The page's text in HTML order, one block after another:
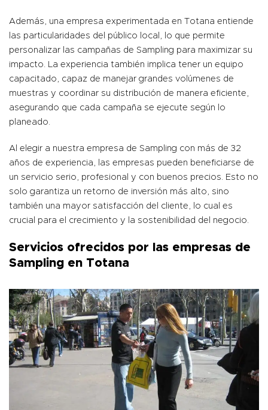
Además, una empresa experimentada en Totana entiende
las particularidades del público local, lo que permite
personalizar las campañas de Sampling para maximizar su
impacto. La experiencia también implica tener un equipo
capacitado, capaz de manejar grandes volúmenes de
muestras y coordinar su distribución de manera eficiente,
asegurando que cada campaña se ejecute según lo
planeado.
Al elegir a nuestra empresa de Sampling con más de 32
años de experiencia, las empresas pueden beneficiarse de
un servicio serio, profesional y con buenos precios. Esto no
solo garantiza un retorno de inversión más alto, sino
también una mayor satisfacción del cliente, lo cual es
crucial para el crecimiento y la sostenibilidad del negocio.
Servicios ofrecidos por las empresas de
Sampling en Totana